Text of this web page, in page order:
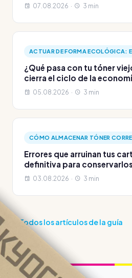
07.08.2026 · 3 min
ACTUAR DE FORMA ECOLÓGICA:
¿Qué pasa con tu tóner
cierra el ciclo de la
05.08.2026 · 3 min
CÓMO ALMACENAR TÓNER
Errores que arruinan tus
definitiva para
03.08.2026 · 3 min
Todos los artículos de la guía